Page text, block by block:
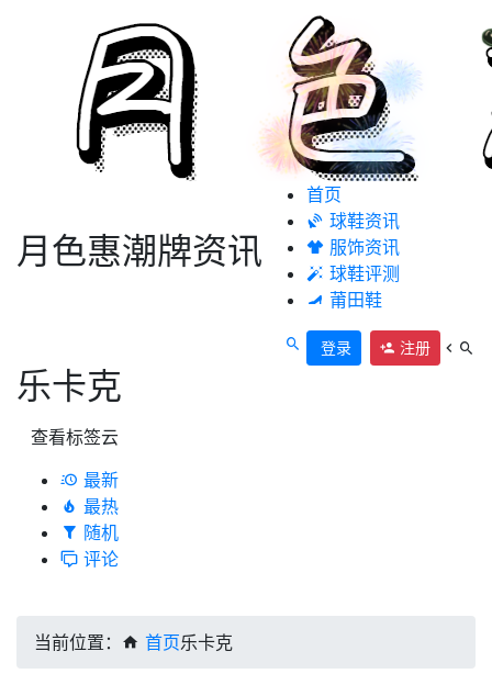
月色惠潮牌资讯
首页
球鞋资讯
服饰资讯
球鞋评测
莆田鞋
登录 注册
乐卡克
查看标签云
最新
最热
随机
评论
当前位置： 首页乐卡克